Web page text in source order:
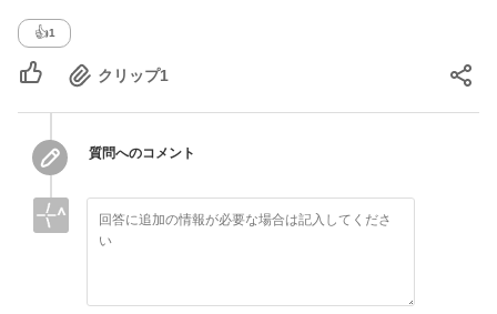
👍1
クリップ1
質問へのコメント